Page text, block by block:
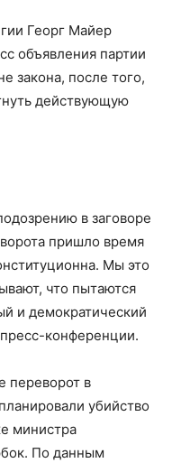
Георг Майер
объявления партии
закона, после того,
действующую
в заговоре
пришло время
Мы это
что пытаются
и демократический
конференции.
переворот в
убийство
министра
По данным